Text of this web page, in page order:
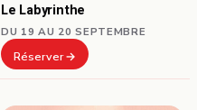
Le Labyrinthe
DU 19 AU 20 SEPTEMBRE
Réserver